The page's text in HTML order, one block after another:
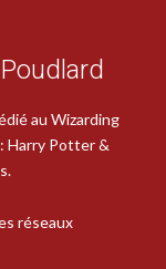
au Wizarding
Harry Potter &
réseaux